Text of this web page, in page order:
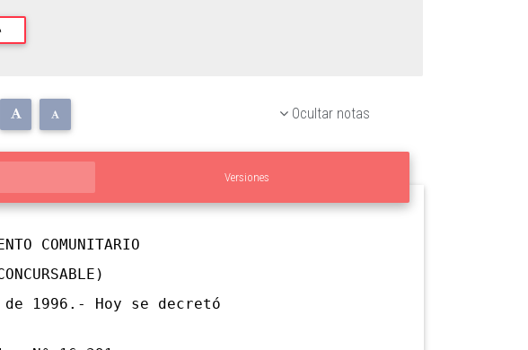
Ocultar notas
Versiones
COMUNITARIO
1996.- Hoy se decretó